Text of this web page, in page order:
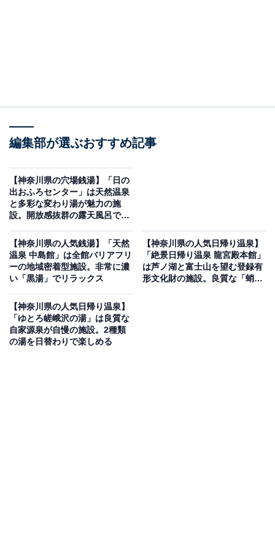
編集部が選ぶおすすめ記事
【神奈川県の穴場銭湯】「日の
出おふろセンター」は天然温泉
と多彩な変わり湯が魅力の施
設。開放感抜群の露天風呂でリ
【神奈川県の人気銭湯】「天然
温泉 中島館」は全館バリアフリ
ーの地域密着型施設。非常に濃
い「黒湯」でリラックス
【神奈川県の人気日帰り温泉】
「絶景日帰り温泉 龍宮殿本館」
は芦ノ湖と富士山を望む登録有
形文化財の施設。良質な「蛸川
【神奈川県の人気日帰り温泉】
「ゆとろ嵯峨沢の湯」は良質な
自家源泉が自慢の施設。2種類
の湯を日替わりで楽しめる